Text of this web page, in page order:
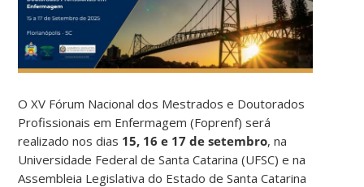
O XV Fórum Nacional dos Mestrados e Doutorados
Profissionais em Enfermagem (Foprenf) será
realizado nos dias 15, 16 e 17 de setembro, na
Universidade Federal de Santa Catarina (UFSC) e na
Assembleia Legislativa do Estado de Santa Catarina